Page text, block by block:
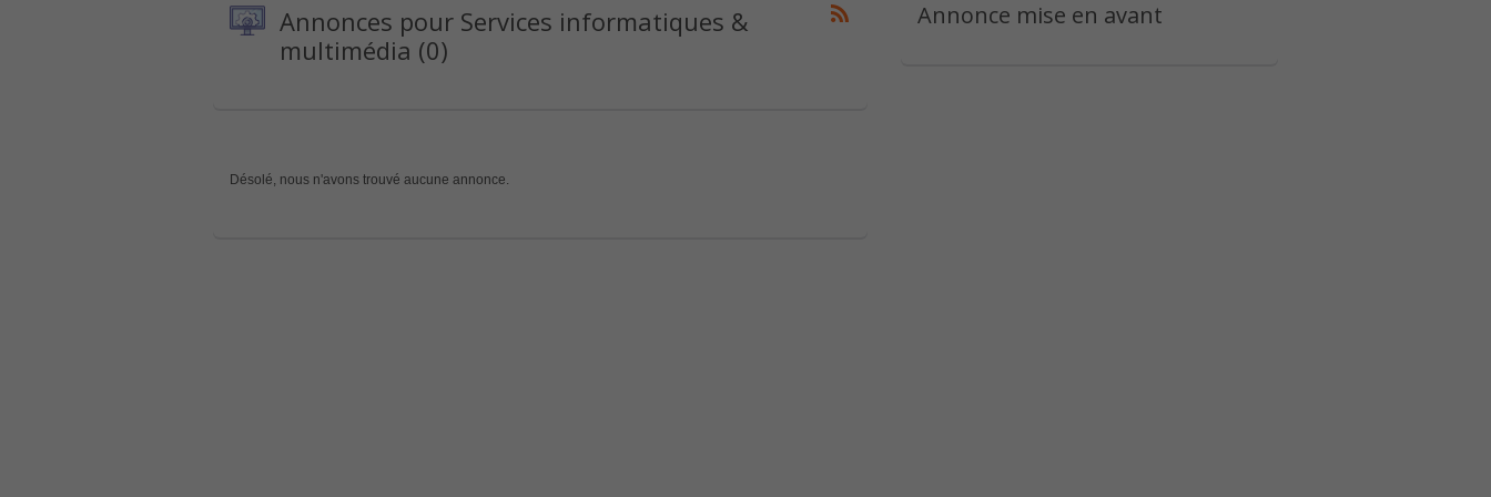
Annonces pour Services informatiques &
multimédia (0)
Désolé, nous n'avons trouvé aucune annonce.
Annonce mise en avant